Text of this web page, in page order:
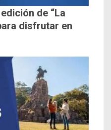
de “La
disfrutar en